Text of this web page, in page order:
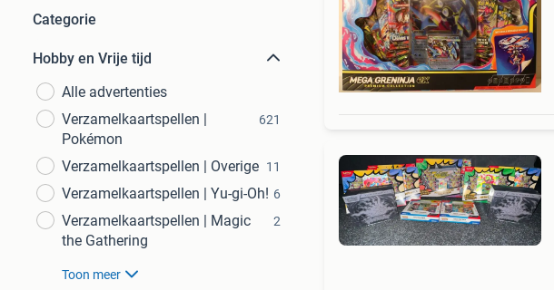
Categorie
Hobby en Vrije tijd
Alle advertenties
Verzamelkaartspellen |
Pokémon
621
Verzamelkaartspellen | Overige 11
Verzamelkaartspellen | Yu-gi-Oh! 6
Verzamelkaartspellen | Magic
the Gathering
2
Toon meer